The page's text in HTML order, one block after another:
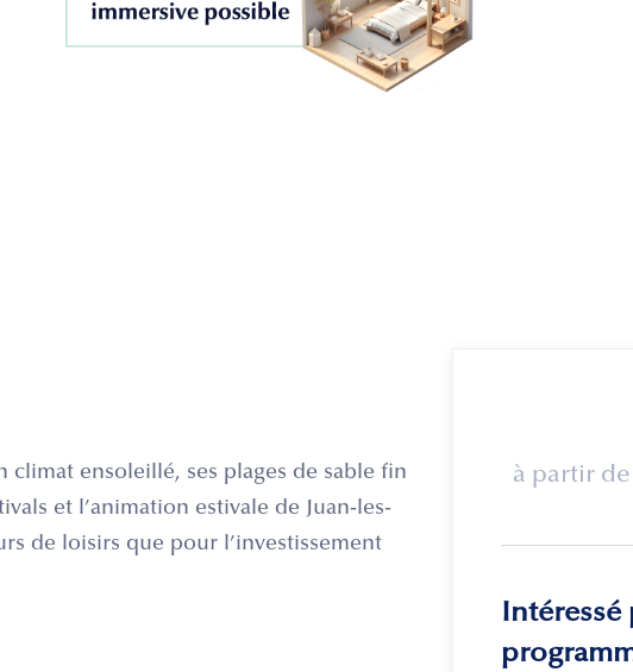
climat ensoleillé, ses plages de sable fin
et l’animation estivale de Juan-les-
de loisirs que pour l’investissement
à partir de
Intéressé